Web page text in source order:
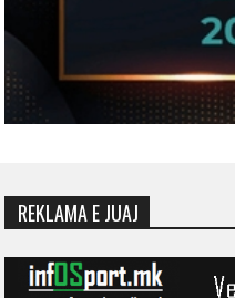
REKLAMA E JUAJ